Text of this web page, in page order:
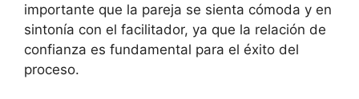
importante que la pareja se sienta cómoda y en
sintonía con el facilitador, ya que la relación de
confianza es fundamental para el éxito del
proceso.